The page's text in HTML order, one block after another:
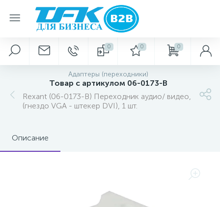
0 0 0
Адаптеры (переходники)
Товар с артикулом 06-0173-B
Rexant (06-0173-B) Переходник аудио/ видео,
(гнездо VGA - штекер DVI), 1 шт.
Описание